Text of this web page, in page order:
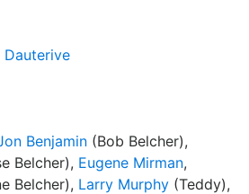
Dauterive
Benjamin (Bob Belcher),
Belcher), Eugene Mirman,
Belcher), Larry Murphy (Teddy),